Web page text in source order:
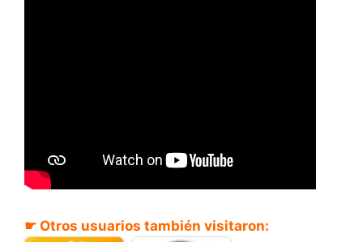
☛ Otros usuarios también visitaron: